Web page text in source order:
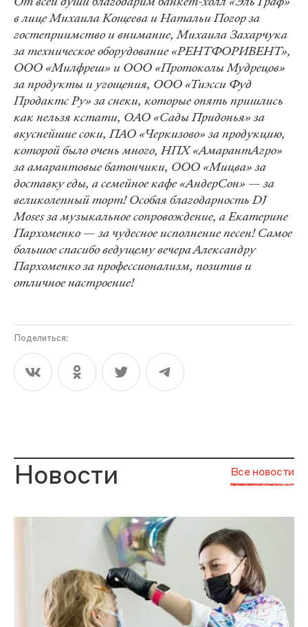
в лице Михаила Кощеева и Натальи Погор за
гостеприимство и внимание, Михаила Захарчука
за техническое оборудование «РЕНТФОРИВЕНТ»,
ООО «Милфреш» и ООО «Протоколы Мудрецов»
за продукты и угощения, ООО «Тиэсси Фуд
Продактс Ру» за снеки, которые опять пришлись
как нельзя кстати, ОАО «Сады Придонья» за
вкуснейшие соки, ПАО «Черкизово» за продукцию,
которой было очень много, НПХ «АмарантАгро»
за амарантовые батончики, ООО «Мицва» за
доставку еды, а семейное кафе «АндерСон» — за
великолепный торт! Особая благодарность DJ
Moses за музыкальное сопровождение, а Екатерине
Пархоменко — за чудесное исполнение песен! Самое
большое спасибо ведущему вечера Александру
Пархоменко за профессионализм, позитив и
отличное настроение!
Поделиться:
Новости Все новости